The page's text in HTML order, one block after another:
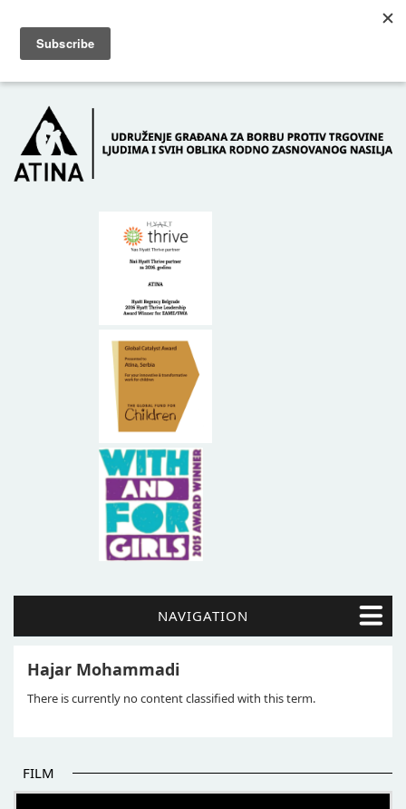
POČETNA O NAMA
NAVIGATION
Hajar Mohammadi
There is currently no content classified with this term.
FILM